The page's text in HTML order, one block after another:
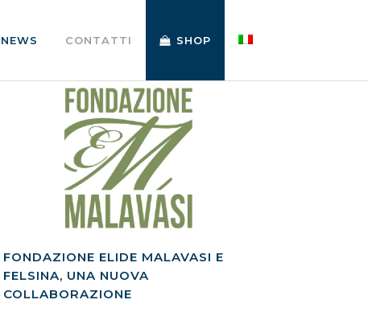
NEWS CONTATTI SHOP
FONDAZIONE ELIDE MALAVASI E
FELSINA, UNA NUOVA
COLLABORAZIONE